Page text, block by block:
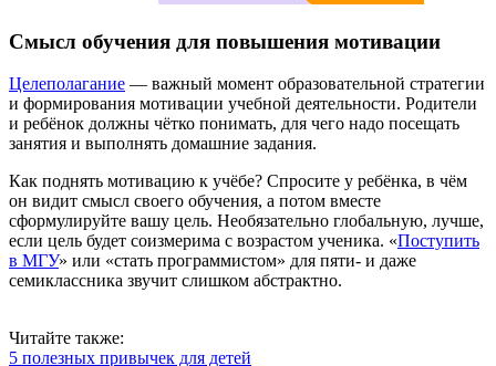
Смысл обучения для повышения мотивации
Целеполагание — важный момент образовательной стратегии
и формирования мотивации учебной деятельности. Родители
и ребёнок должны чётко понимать, для чего надо посещать
занятия и выполнять домашние задания.
Как поднять мотивацию к учёбе? Спросите у ребёнка, в чём
он видит смысл своего обучения, а потом вместе
сформулируйте вашу цель. Необязательно глобальную, лучше,
если цель будет соизмерима с возрастом ученика. «Поступить
в МГУ» или «стать программистом» для пяти- и даже
семиклассника звучит слишком абстрактно.
Читайте также:
5 полезных привычек для детей